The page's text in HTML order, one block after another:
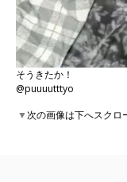
そうきたか！
@puuuutttyo
▼次の画像は下へスクロ